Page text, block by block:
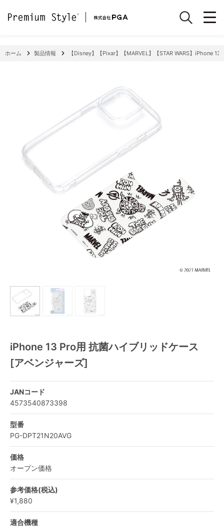
ホーム 製品情報 【Disney】【Pixar】【MARVEL】【STAR WARS】iPhone 13
iPhone 13 Pro用 抗菌ハイブリッドケース
[アベンジャーズ]
JANコード
4573540873398
型番
PG-DPT21N20AVG
価格
オープン価格
参考価格(税込)
¥1,880
適合機種